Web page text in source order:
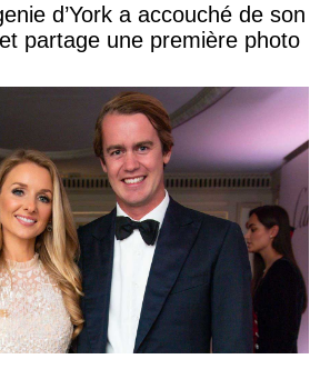
d’York a accouché de son
partage une première photo